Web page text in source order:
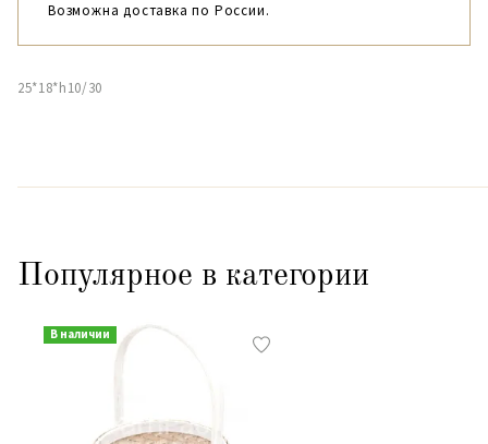
Возможна доставка по России.
25*18*h10/30
Популярное в категории
В наличии